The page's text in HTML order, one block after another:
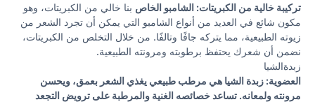
تركيبة خالية من الكبريتات: الشامبو الخاص بنا خالي من الكبريتات، وهو
مكون شائع في العديد من أنواع الشامبو التي يمكن أن تجرد الشعر من
زيوته الطبيعية، مما يتركه جافًا وتالفًا. من خلال التخلص من الكبريتات،
نضمن أن شعرك يحتفظ برطوبته ومرونته الطبيعية.
زبدةالشيا
العضوية: زبدة الشيا هي مرطب طبيعي يغذي الشعر بعمق، ويحسن
مرونته ولمعانه. تساعد خصائصه الغنية والمرطبة على ترويض التجعد